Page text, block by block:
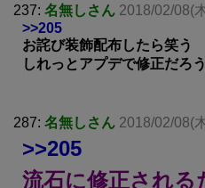
237: 名無しさん 2018/02/08(
>>205
お詫び装飾配布したら笑う
しれっとアプデで修正だろ
287: 名無しさん 2018/02/08(
>>205
流石に修正される